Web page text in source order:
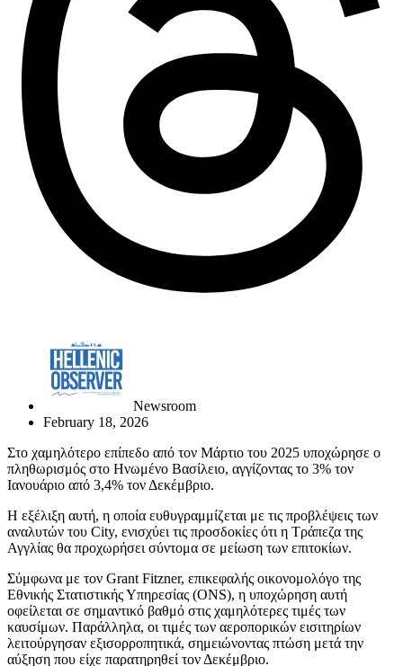
Newsroom
February 18, 2026
Στο χαμηλότερο επίπεδο από τον Μάρτιο του 2025 υποχώρησε ο
πληθωρισμός στο Ηνωμένο Βασίλειο, αγγίζοντας το 3% τον
Ιανουάριο από 3,4% τον Δεκέμβριο.
Η εξέλιξη αυτή, η οποία ευθυγραμμίζεται με τις προβλέψεις των
αναλυτών του City, ενισχύει τις προσδοκίες ότι η Τράπεζα της
Αγγλίας θα προχωρήσει σύντομα σε μείωση των επιτοκίων.
Σύμφωνα με τον Grant Fitzner, επικεφαλής οικονομολόγο της
Εθνικής Στατιστικής Υπηρεσίας (ONS), η υποχώρηση αυτή
οφείλεται σε σημαντικό βαθμό στις χαμηλότερες τιμές των
καυσίμων. Παράλληλα, οι τιμές των αεροπορικών εισιτηρίων
λειτούργησαν εξισορροπητικά, σημειώνοντας πτώση μετά την
αύξηση που είχε παρατηρηθεί τον Δεκέμβριο.